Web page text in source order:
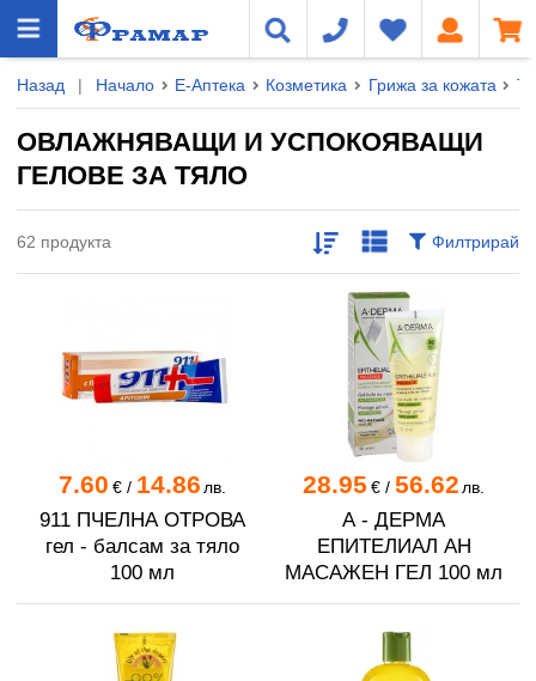
Назад | Начало Е-Аптека Козметика Грижа за кожата
ОВЛАЖНЯВАЩИ И УСПОКОЯВАЩИ
ГЕЛОВЕ ЗА ТЯЛО
62 продукта Филтрирай
7.60 €/ 14.86 лв.
911 ПЧЕЛНА ОТРОВА
гел - балсам за тяло
100 мл
28.95 €/ 56.62 лв.
А - ДЕРМА
ЕПИТЕЛИАЛ АН
МАСАЖЕН ГЕЛ 100 мл